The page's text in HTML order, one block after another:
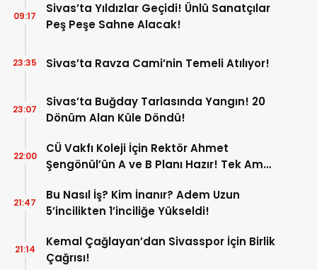
Sivas’ta Yıldızlar Geçidi! Ünlü Sanatçılar
Peş Peşe Sahne Alacak!
09:17
Sivas’ta Ravza Cami’nin Temeli Atılıyor!
23:35
Sivas’ta Buğday Tarlasında Yangın! 20
Dönüm Alan Küle Döndü!
23:07
CÜ Vakfı Koleji İçin Rektör Ahmet
Şengönül’ün A ve B Planı Hazır! Tek Amaç
22:00
Bu Nasıl İş? Kim İnanır? Adem Uzun
5’incilikten 1’inciliğe Yükseldi!
21:47
Kemal Çağlayan’dan Sivasspor İçin Birlik
Çağrısı!
21:14